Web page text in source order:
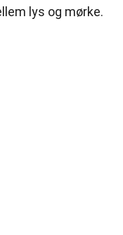
lys og mørke.